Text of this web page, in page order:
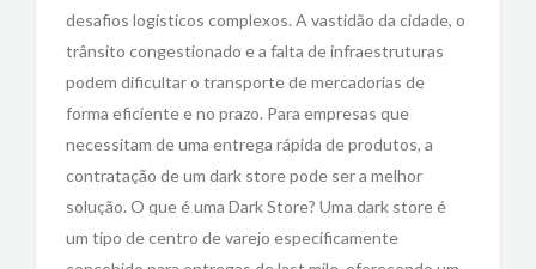
desafios logísticos complexos. A vastidão da cidade, o
trânsito congestionado e a falta de infraestruturas
podem dificultar o transporte de mercadorias de
forma eficiente e no prazo. Para empresas que
necessitam de uma entrega rápida de produtos, a
contratação de um dark store pode ser a melhor
solução. O que é uma Dark Store? Uma dark store é
um tipo de centro de varejo especificamente